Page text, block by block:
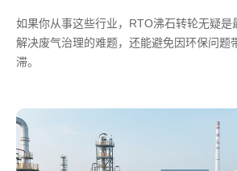
如果你从事这些行业，RTO沸石转轮无疑是
解决废气治理的难题，还能避免因环保问题
滞。